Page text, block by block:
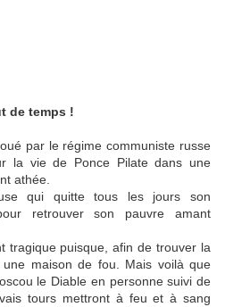
de temps !
par le régime communiste russe
la vie de Ponce Pilate dans une
athée.
qui quitte tous les jours son
retrouver son pauvre amant
tragique puisque, afin de trouver la
une maison de fou. Mais voilà que
le Diable en personne suivi de
tours mettront à feu et à sang